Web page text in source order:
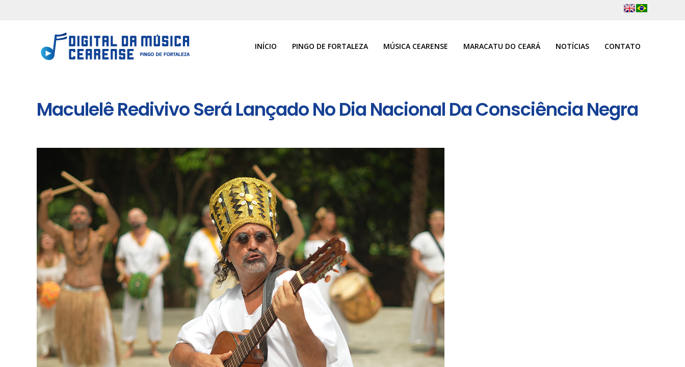
INÍCIO PINGO DE FORTALEZA MÚSICA CEARENSE MARACATU DO CEARÁ NOTÍCIAS CONTATO
Maculelê Redivivo Será Lançado No Dia Nacional Da Consciência Negra